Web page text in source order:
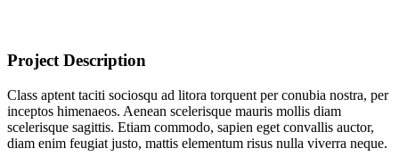
Project Description
Class aptent taciti sociosqu ad litora torquent per conubia nostra, per
inceptos himenaeos. Aenean scelerisque mauris mollis diam
scelerisque sagittis. Etiam commodo, sapien eget convallis auctor,
diam enim feugiat justo, mattis elementum risus nulla viverra neque.